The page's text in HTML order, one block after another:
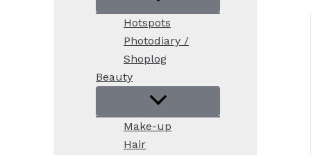
Hotspots
Photodiary /
Shoplog
Beauty
Make-up
Hair